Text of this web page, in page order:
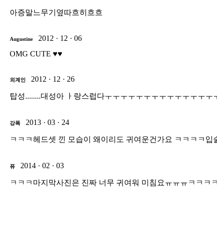
아증말느무기옆따흐히흐흐
Augustine
2012 · 12 · 06
OMG CUTE ♥♥
외계인 2012 · 12 · 26
탑성........대성아 ㅏ랑스럽다ㅜㅜㅜㅜㅜㅜㅜㅜㅜㅜㅜㅜㅜ
강폭 2013 · 03 · 24
ㅋㅋㅋ헤드셋 낀 모습이 왜이리도 귀여운건가요 ㅋㅋㅋㅋ
퓨 2014 · 02 · 03
ㅋㅋㅋ마지막사진은 진짜 너무 귀여워 미침요ㅠㅠㅠㅋㅋㅋ